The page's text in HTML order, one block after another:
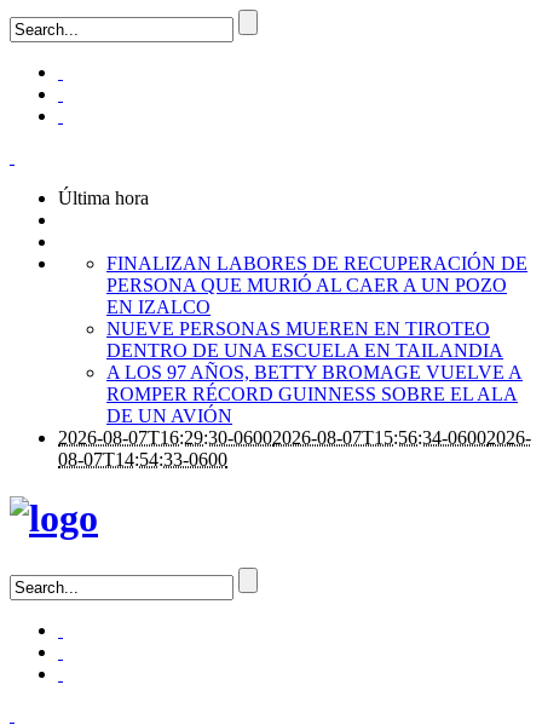
Última hora
FINALIZAN LABORES DE RECUPERACIÓN DE
PERSONA QUE MURIÓ AL CAER A UN POZO
EN IZALCO
NUEVE PERSONAS MUEREN EN TIROTEO
DENTRO DE UNA ESCUELA EN TAILANDIA
A LOS 97 AÑOS, BETTY BROMAGE VUELVE A
ROMPER RÉCORD GUINNESS SOBRE EL ALA
DE UN AVIÓN
2026-08-07T16:29:30-06002026-08-07T15:56:34-06002026-
08-07T14:54:33-0600